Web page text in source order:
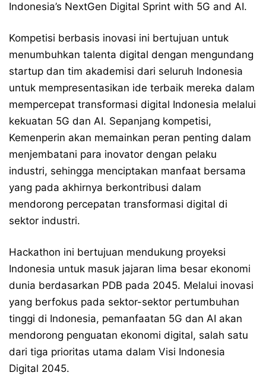
Indonesia’s NextGen Digital Sprint with 5G and AI.
Kompetisi berbasis inovasi ini bertujuan untuk
menumbuhkan talenta digital dengan mengundang
startup dan tim akademisi dari seluruh Indonesia
untuk mempresentasikan ide terbaik mereka dalam
mempercepat transformasi digital Indonesia melalui
kekuatan 5G dan AI. Sepanjang kompetisi,
Kemenperin akan memainkan peran penting dalam
menjembatani para inovator dengan pelaku
industri, sehingga menciptakan manfaat bersama
yang pada akhirnya berkontribusi dalam
mendorong percepatan transformasi digital di
sektor industri.
Hackathon ini bertujuan mendukung proyeksi
Indonesia untuk masuk jajaran lima besar ekonomi
dunia berdasarkan PDB pada 2045. Melalui inovasi
yang berfokus pada sektor-sektor pertumbuhan
tinggi di Indonesia, pemanfaatan 5G dan AI akan
mendorong penguatan ekonomi digital, salah satu
dari tiga prioritas utama dalam Visi Indonesia
Digital 2045.